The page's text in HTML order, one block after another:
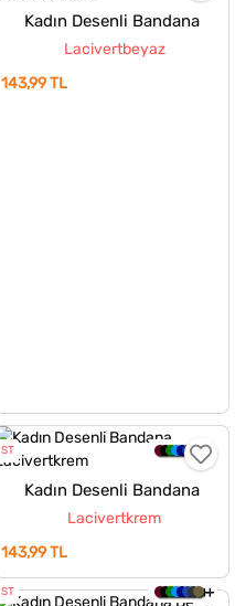
Kadın Desenli Bandana
Lacivertbeyaz
143,99 TL
ST
Kadın Desenli Bandana
Lacivertkrem
143,99 TL
ST